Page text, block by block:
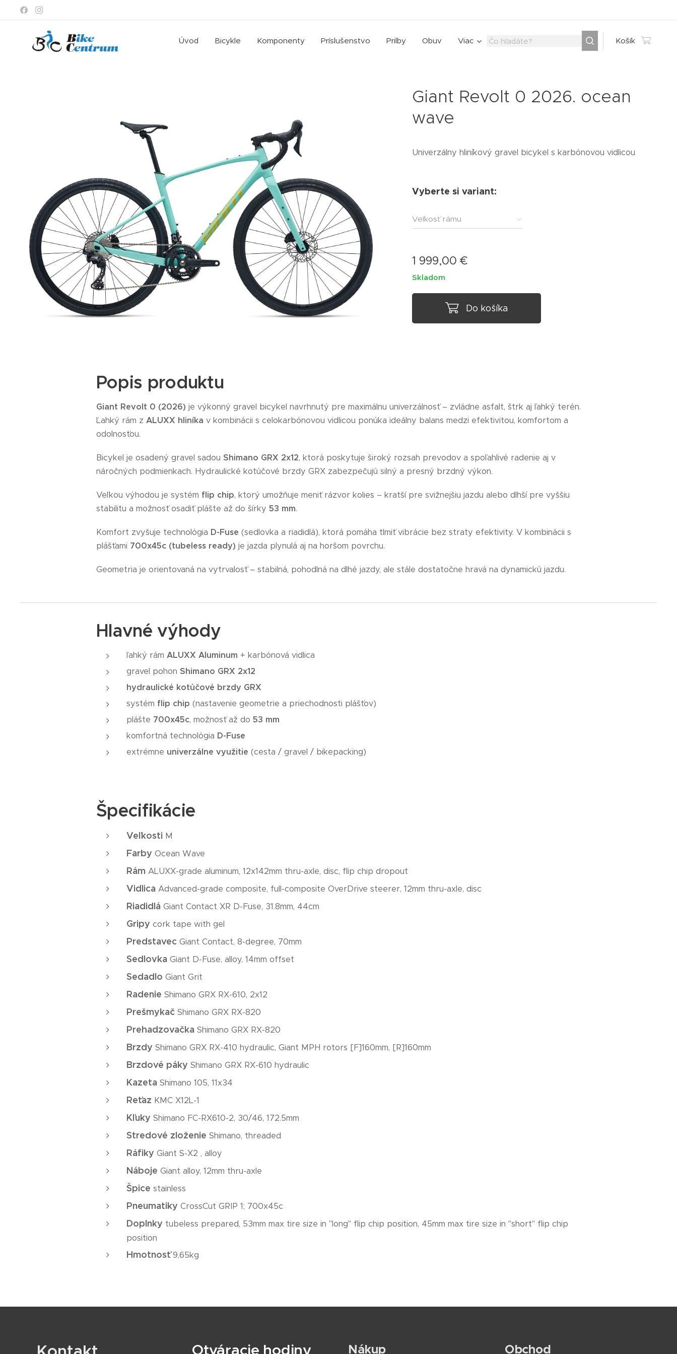
Úvod Bicykle Komponenty Príslušenstvo Prilby Obuv Viac Košík
Giant Revolt 0 2026. ocean
wave
Univerzálny hliníkový gravel bicykel s karbónovou vidlicou
Vyberte si variant:
Veľkosť rámu
1 999,00 €
Skladom
Do košíka
Popis produktu
Giant Revolt 0 (2026) je výkonný gravel bicykel navrhnutý pre maximálnu univerzálnosť – zvládne asfalt, štrk aj ľahký terén.
Ľahký rám z ALUXX hliníka v kombinácii s celokarbónovou vidlicou ponúka ideálny balans medzi efektivitou, komfortom a
odolnosťou.
Bicykel je osadený gravel sadou Shimano GRX 2x12, ktorá poskytuje široký rozsah prevodov a spoľahlivé radenie aj v
náročných podmienkach. Hydraulické kotúčové brzdy GRX zabezpečujú silný a presný brzdný výkon.
Veľkou výhodou je systém flip chip, ktorý umožňuje meniť rázvor kolies – kratší pre svižnejšiu jazdu alebo dlhší pre vyššiu
stabilitu a možnosť osadiť plášte až do šírky 53 mm.
Komfort zvyšuje technológia D-Fuse (sedlovka a riadidlá), ktorá pomáha tlmiť vibrácie bez straty efektivity. V kombinácii s
plášťami 700x45c (tubeless ready) je jazda plynulá aj na horšom povrchu.
Geometria je orientovaná na vytrvalosť – stabilná, pohodlná na dlhé jazdy, ale stále dostatočne hravá na dynamickú jazdu.
Hlavné výhody
ľahký rám ALUXX Aluminum + karbónová vidlica
gravel pohon Shimano GRX 2x12
hydraulické kotúčové brzdy GRX
systém flip chip (nastavenie geometrie a priechodnosti plášťov)
plášte 700x45c, možnosť až do 53 mm
komfortná technológia D-Fuse
extrémne univerzálne využitie (cesta / gravel / bikepacking)
Špecifikácie
Veľkosti M
Farby Ocean Wave
Rám ALUXX-grade aluminum, 12x142mm thru-axle, disc, flip chip dropout
Vidlica Advanced-grade composite, full-composite OverDrive steerer, 12mm thru-axle, disc
Riadidlá Giant Contact XR D-Fuse, 31.8mm, 44cm
Gripy cork tape with gel
Predstavec Giant Contact, 8-degree, 70mm
Sedlovka Giant D-Fuse, alloy, 14mm offset
Sedadlo Giant Grit
Radenie Shimano GRX RX-610, 2x12
Prešmykač Shimano GRX RX-820
Prehadzovačka Shimano GRX RX-820
Brzdy Shimano GRX RX-410 hydraulic, Giant MPH rotors [F]160mm, [R]160mm
Brzdové páky Shimano GRX RX-610 hydraulic
Kazeta Shimano 105, 11x34
Reťaz KMC X12L-1
Kľuky Shimano FC-RX610-2, 30/46, 172.5mm
Stredové zloženie Shimano, threaded
Ráfiky Giant S-X2 , alloy
Náboje Giant alloy, 12mm thru-axle
Špice stainless
Pneumatiky CrossCut GRIP 1; 700x45c
Doplnky tubeless prepared, 53mm max tire size in "long" flip chip position, 45mm max tire size in "short" flip chip
position
Hmotnosť9,65kg
Otváracie hodiny Nákup Obchod